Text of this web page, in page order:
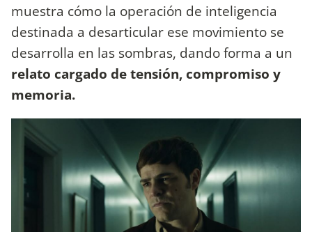
muestra cómo la operación de inteligencia
destinada a desarticular ese movimiento se
desarrolla en las sombras, dando forma a un
relato cargado de tensión, compromiso y
memoria.